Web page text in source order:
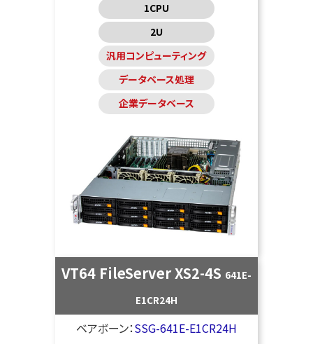
1CPU
2U
汎用コンピューティング
データベース処理
企業データベース
VT64 FileServer XS2-4S 641E-
E1CR24H
ベアボーン：SSG-641E-E1CR24H